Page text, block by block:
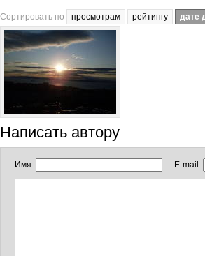
Сортировать по просмотрам рейтингу дате
Написать автору
Имя: E-mail: